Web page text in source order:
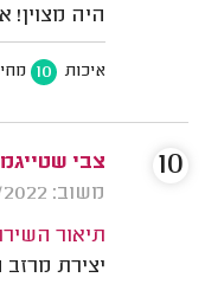
היה מצוין!
איכות 10
צבי
משוב: 09/10/2022
תיאור
יצירת מרזב
10